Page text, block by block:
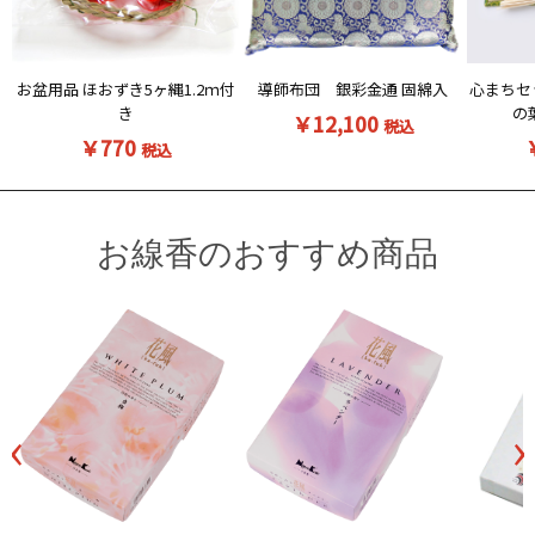
お盆用品 ほおずき5ヶ縄1.2ｍ付
き
￥770 税込
導師布団 銀彩金通 固綿入
￥12,100 税込
心まち
の
お線香のおすすめ商品
‹ ›